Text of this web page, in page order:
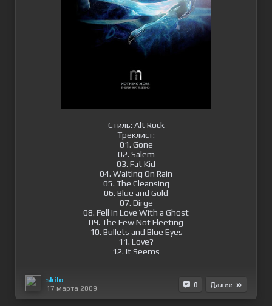
Стиль: Alt Rock
Треклист:
01. Gone
02. Salem
03. Fat Kid
04. Waiting On Rain
05. The Cleansing
06. Blue and Gold
07. Dirge
08. Fell In Love With a Ghost
09. The Few Not Fleeting
10. Bullets and Blue Eyes
11. Love?
12. It Seems
skilo
17 марта 2009
0 Далее